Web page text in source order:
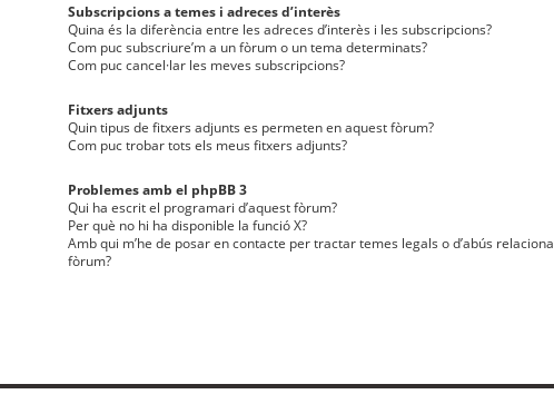
Subscripcions a temes i adreces d’interès
Quina és la diferència entre les adreces d’interès i les subscripcions?
Com puc subscriure’m a un fòrum o un tema determinats?
Com puc cancel·lar les meves subscripcions?
Fitxers adjunts
Quin tipus de fitxers adjunts es permeten en aquest fòrum?
Com puc trobar tots els meus fitxers adjunts?
Problemes amb el phpBB 3
Qui ha escrit el programari d’aquest fòrum?
Per què no hi ha disponible la funció X?
Amb qui m’he de posar en contacte per tractar temes legals o d’abús
fòrum?